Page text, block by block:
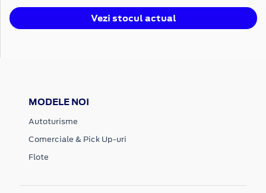
Vezi stocul actual
MODELE NOI
Autoturisme
Comerciale & Pick Up-uri
Flote